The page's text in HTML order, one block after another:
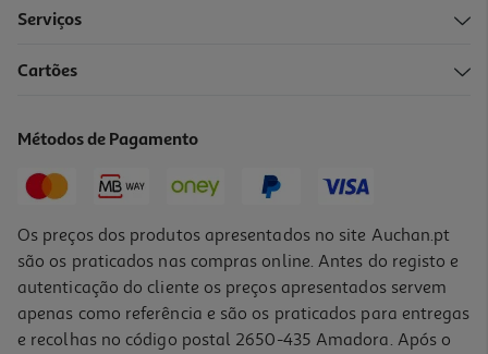
Serviços
Cartões
Métodos de Pagamento
Os preços dos produtos apresentados no site Auchan.pt
são os praticados nas compras online. Antes do registo e
autenticação do cliente os preços apresentados servem
apenas como referência e são os praticados para entregas
e recolhas no código postal 2650-435 Amadora. Após o